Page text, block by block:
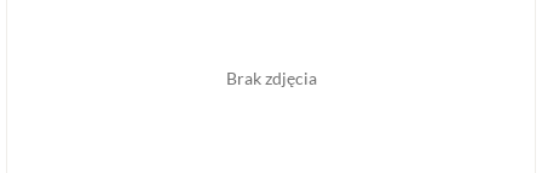
Brak zdjęcia